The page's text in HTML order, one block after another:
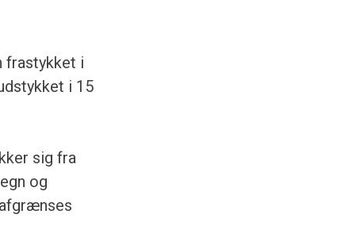
frastykket i
i 15
sig fra
og